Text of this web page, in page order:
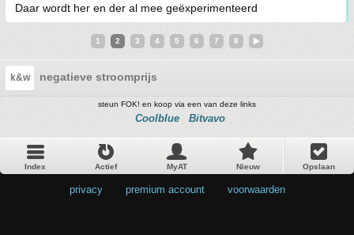
Daar wordt her en der al mee geëxperimenteerd
1 2 3 4 5 6 7 8
k&w negatieve stroomprijs
steun FOK! en koop via een van deze links
Coolblue Bitvavo
Index Actief MyAT Nieuw Opslaan
privacy premium account voorwaarden